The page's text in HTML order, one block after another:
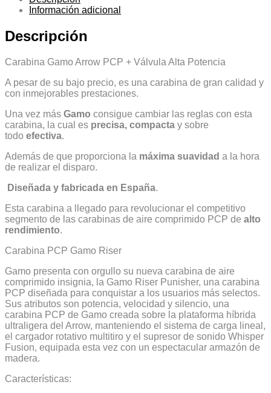
Información adicional
Descripción
Carabina Gamo Arrow PCP + Válvula Alta Potencia
A pesar de su bajo precio, es una carabina de gran calidad y
con inmejorables prestaciones.
Una vez más Gamo consigue cambiar las reglas con esta
carabina, la cual es precisa, compacta y sobre
todo efectiva.
Además de que proporciona la máxima suavidad a la hora
de realizar el disparo.
Diseñada y fabricada en España.
Esta carabina a llegado para revolucionar el competitivo
segmento de las carabinas de aire comprimido PCP de alto
rendimiento.
Carabina PCP Gamo Riser
Gamo presenta con orgullo su nueva carabina de aire
comprimido insignia, la Gamo Riser Punisher, una carabina
PCP diseñada para conquistar a los usuarios más selectos.
Sus atributos son potencia, velocidad y silencio, una
carabina PCP de Gamo creada sobre la plataforma híbrida
ultraligera del Arrow, manteniendo el sistema de carga lineal,
el cargador rotativo multitiro y el supresor de sonido Whisper
Fusion, equipada esta vez con un espectacular armazón de
madera.
Características: